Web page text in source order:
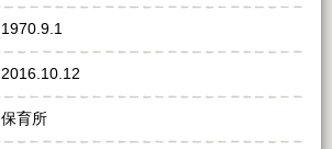
1970.9.1
2016.10.12
保育所